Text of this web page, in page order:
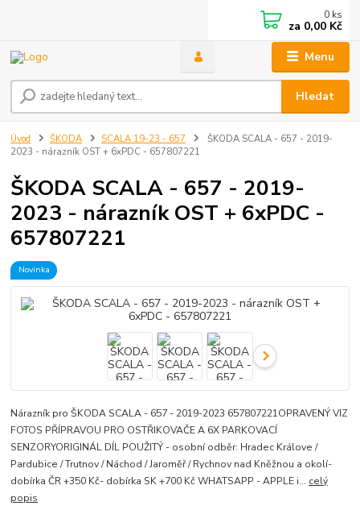
Menu
Hledat
0 ks
za 0,00 Kč
Úvod ŠKODA SCALA 19-23 - 657
ŠKODA SCALA - 657 - 2019-
2023 - nárazník OST + 6xPDC - 657807221
ŠKODA SCALA - 657 - 2019-
2023 - nárazník OST + 6xPDC -
657807221
Novinka
Nárazník pro ŠKODA SCALA - 657 - 2019-2023 657807221OPRAVENÝ VIZ
FOTOS PŘÍPRAVOU PRO OSTŘIKOVAČE A 6X PARKOVACÍ
SENZORYORIGINÁL DÍL POUŽITÝ - osobní odběr: Hradec Králove /
Pardubice / Trutnov / Náchod / Jaroměř / Rychnov nad Kněžnou a okolí-
dobírka ČR +350 Kč- dobírka SK +700 Kč WHATSAPP - APPLE i... celý
popis